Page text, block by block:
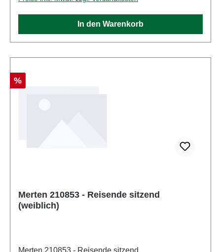
2938Stückzahl: Set aus mehreren TeilenEAN:
4041032000053Produktart: FigurenSpur:
H0Maßstab: 1:87Altersempfehlung: ab 14 Jahren
In den Warenkorb
Rabatt
%
Merten 210853 - Reisende sitzend
(weiblich)
Merten 210853 - Reisende sitzend